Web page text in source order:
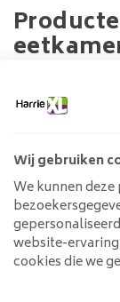
Geen
Mijn account
Wij gebruiken
We kunnen
website-
cookies die we